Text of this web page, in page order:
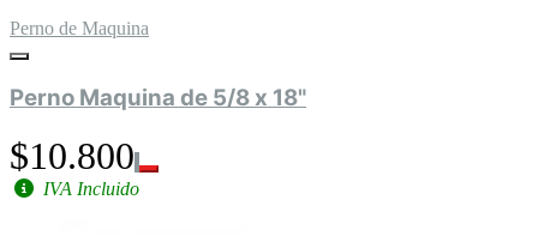
Perno de Maquina
Perno Maquina de 5/8 x 18"
$10.800
IVA Incluido